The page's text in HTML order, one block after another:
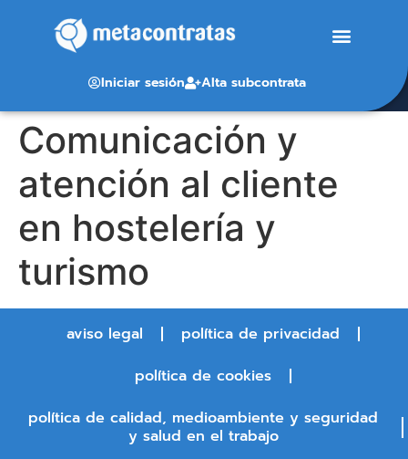
Iniciar sesión Alta subcontrata
Comunicación y
atención al cliente
en hostelería y
turismo
aviso legal
política de privacidad
política de cookies
política de calidad, medioambiente y seguridad
y salud en el trabajo